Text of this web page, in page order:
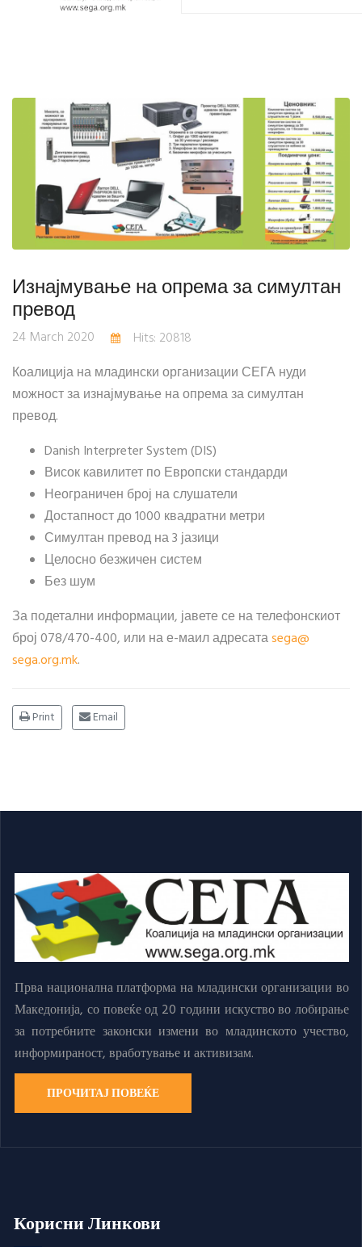
Изнајмување на опрема за симултан
превод
24 March 2020
Hits: 20818
Коалиција на младински организации СЕГА нуди
можност за изнајмување на опрема за симултан
превод.
Danish Interpreter System (DIS)
Висок кавилитет по Европски стандарди
Неограничен број на слушатели
Достапност до 1000 квадратни метри
Симултан превод на 3 јазици
Целосно безжичен систем
Без шум
За подетални информации, јавете се на телефонскиот
број 078/470-400, или на е-маил адресатаsega​@
sega.org.mk.
Print Email
Прва национална платформа на младински организации во
Македонија, со повеќе од 20 години искуство во лобирање
за потребните законски измени во младинското учество,
информираност, вработување и активизам.
ПРОЧИТАЈ ПОВЕЌЕ
Корисни Линкови